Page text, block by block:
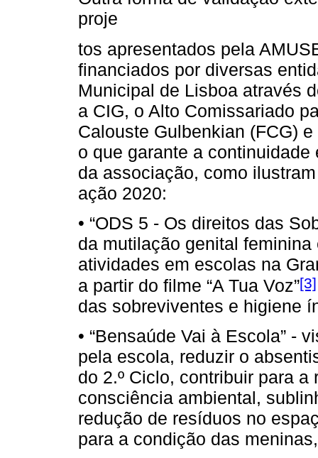
proje
tos apresentados pela
financiados por diversas
Municipal de Lisboa através
a CIG, o Alto Comissariado
Calouste Gulbenkian (FCG)
o que garante a
da associação, como
ação 2020:
• “ODS 5 - Os direitos das
da mutilação genital
atividades em escolas na
a partir do filme “A Tua Voz”[3]
das sobreviventes e higiene
• “Bensaúde Vai à Escola” -
pela escola, reduzir o
do 2.º Ciclo, contribuir para
consciência ambiental,
redução de resíduos no
para a condição das